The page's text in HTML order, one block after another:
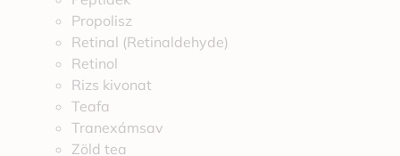
Propolisz
Retinal (Retinaldehyde)
Retinol
Rizs kivonat
Teafa
Tranexámsav
Zöld tea